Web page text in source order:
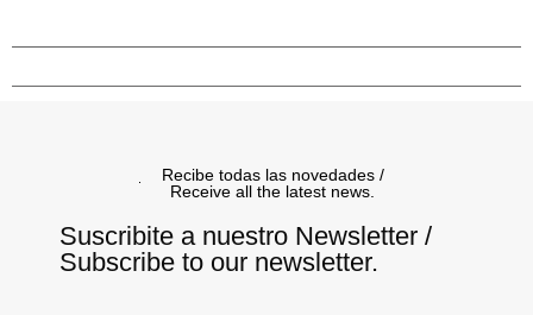
Recibe todas las novedades /
Receive all the latest news.
Suscribite a nuestro Newsletter /
Subscribe to our newsletter.